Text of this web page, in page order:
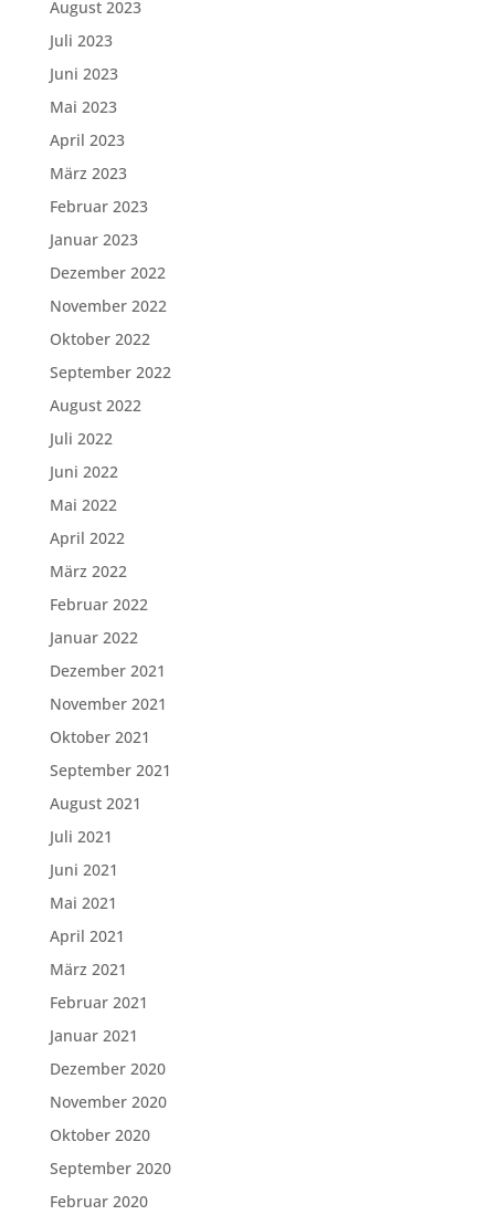
August 2023
Juli 2023
Juni 2023
Mai 2023
April 2023
März 2023
Februar 2023
Januar 2023
Dezember 2022
November 2022
Oktober 2022
September 2022
August 2022
Juli 2022
Juni 2022
Mai 2022
April 2022
März 2022
Februar 2022
Januar 2022
Dezember 2021
November 2021
Oktober 2021
September 2021
August 2021
Juli 2021
Juni 2021
Mai 2021
April 2021
März 2021
Februar 2021
Januar 2021
Dezember 2020
November 2020
Oktober 2020
September 2020
Februar 2020